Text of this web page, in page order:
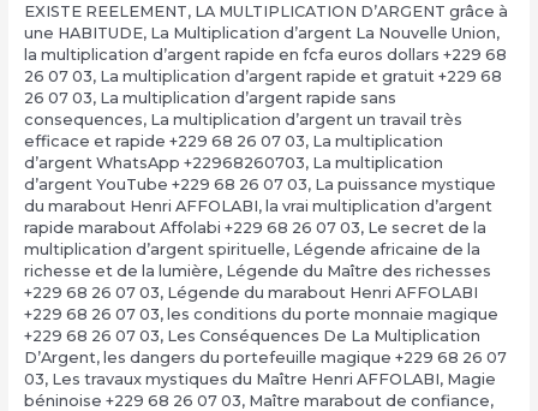
EXISTE REELEMENT, LA MULTIPLICATION D’ARGENT grâce à
une HABITUDE, La Multiplication d’argent La Nouvelle Union,
la multiplication d’argent rapide en fcfa euros dollars +229 68
26 07 03, La multiplication d’argent rapide et gratuit +229 68
26 07 03, La multiplication d’argent rapide sans
consequences, La multiplication d’argent un travail très
efficace et rapide +229 68 26 07 03, La multiplication
d’argent WhatsApp +22968260703, La multiplication
d’argent YouTube +229 68 26 07 03, La puissance mystique
du marabout Henri AFFOLABI, la vrai multiplication d’argent
rapide marabout Affolabi +229 68 26 07 03, Le secret de la
multiplication d’argent spirituelle, Légende africaine de la
richesse et de la lumière, Légende du Maître des richesses
+229 68 26 07 03, Légende du marabout Henri AFFOLABI
+229 68 26 07 03, les conditions du porte monnaie magique
+229 68 26 07 03, Les Conséquences De La Multiplication
D’Argent, les dangers du portefeuille magique +229 68 26 07
03, Les travaux mystiques du Maître Henri AFFOLABI, Magie
béninoise +229 68 26 07 03, Maître marabout de confiance,